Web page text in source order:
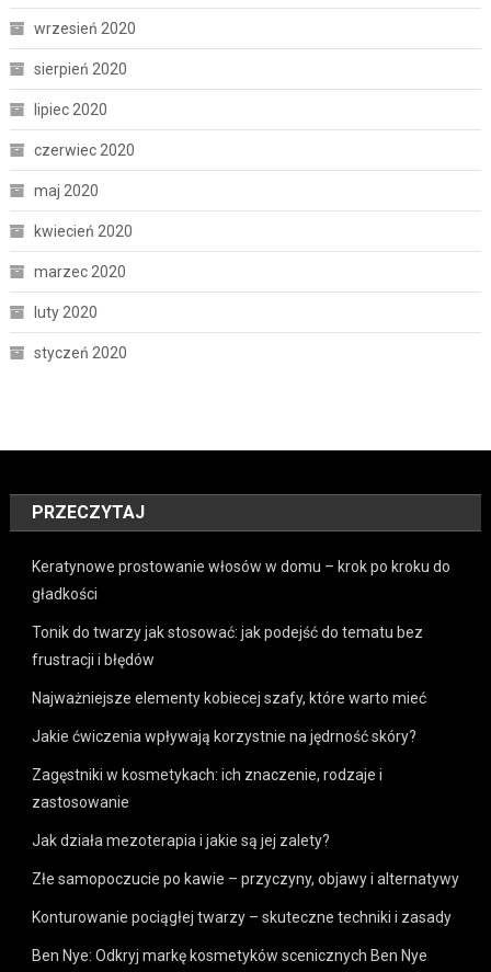
wrzesień 2020
sierpień 2020
lipiec 2020
czerwiec 2020
maj 2020
kwiecień 2020
marzec 2020
luty 2020
styczeń 2020
PRZECZYTAJ
Keratynowe prostowanie włosów w domu – krok po kroku do
gładkości
Tonik do twarzy jak stosować: jak podejść do tematu bez
frustracji i błędów
Najważniejsze elementy kobiecej szafy, które warto mieć
Jakie ćwiczenia wpływają korzystnie na jędrność skóry?
Zagęstniki w kosmetykach: ich znaczenie, rodzaje i
zastosowanie
Jak działa mezoterapia i jakie są jej zalety?
Złe samopoczucie po kawie – przyczyny, objawy i alternatywy
Konturowanie pociągłej twarzy – skuteczne techniki i zasady
Ben Nye: Odkryj markę kosmetyków scenicznych Ben Nye